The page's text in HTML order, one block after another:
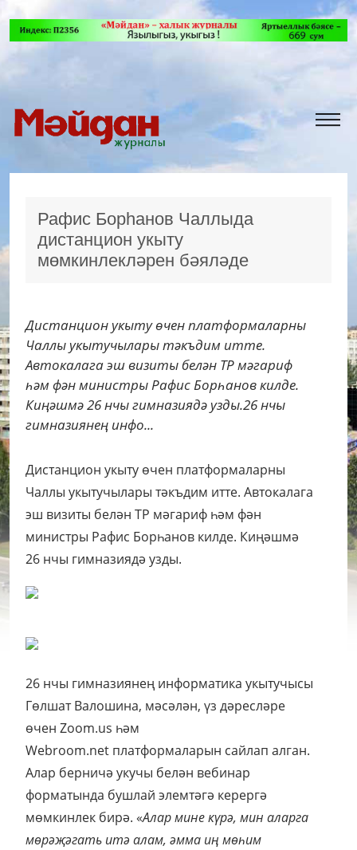
Рафис Борһанов Чаллыда
дистанцион укыту
мөмкинлекләрен бәяләде
Дистанцион укыту өчен платформаларны
Чаллы укытучылары тәкъдим итте.
Автокалага эш визиты белән ТР мәгариф
һәм фән министры Рафис Борһанов килде.
Киңәшмә 26 нчы гимназиядә узды.26 нчы
гимназиянең инфо...
Дистанцион укыту өчен платформаларны
Чаллы укытучылары тәкъдим итте. Автокалага
эш визиты белән ТР мәгариф һәм фән
министры Рафис Борһанов килде. Киңәшмә
26 нчы гимназиядә узды.
26 нчы гимназиянең информатика укытучысы
Гөлшат Валошина, мәсәлән, үз дәресләре
өчен Zoom.us һәм
Webroom.net платформаларын сайлап алган.
Алар берничә укучы белән вебинар
форматында бушлай элемтәгә керергә
мөмкинлек бирә. «Алар мине күрә, мин аларга
мөрәҗәгать итә алам, әмма иң мөһим